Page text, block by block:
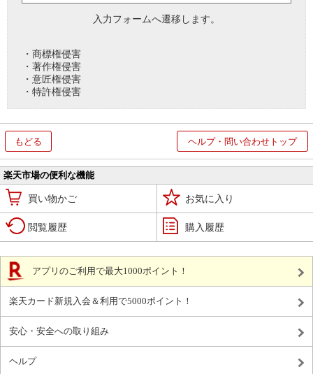
入力フォームへ遷移します。
・商標権侵害
・著作権侵害
・意匠権侵害
・特許権侵害
もどる ヘルプ・問い合わせトップ
楽天市場の便利な機能
買い物かご お気に入り
閲覧履歴 購入履歴
アプリのご利用で最大1000ポイント！
楽天カード新規入会＆利用で5000ポイント！
安心・安全への取り組み
ヘルプ